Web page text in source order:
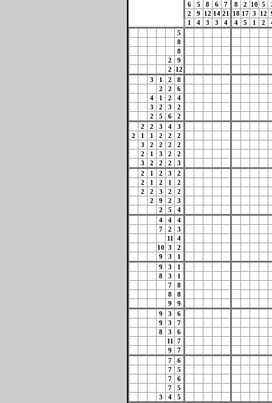
6
5 8 6 7 8 2 10 5
2
9 12 14 21 18 17 3 12
1
4 3 3 4 4 5 1 2
5
8
8
2
9
2
12
3
1 2
8
2
2
6
4
1 2
4
3
2 3
2
2
5 6
2
2
2 3 4
3
2
1 1 2 2
2
3
2 2 2
2
2
1 3 2
2
3
2 2 2
3
2
1 2 3
2
2
1 2 1
2
2
2 3 2
2
2
9 2
3
2
5
4
4
4
4
7
2
3
11
4
10 3
2
9
3
1
9
3
1
8
3
1
7
8
8
8
9
9
9
3
6
9
3
7
8
3
6
11
7
9
7
7
6
7
5
7
6
7
5
3
4
5